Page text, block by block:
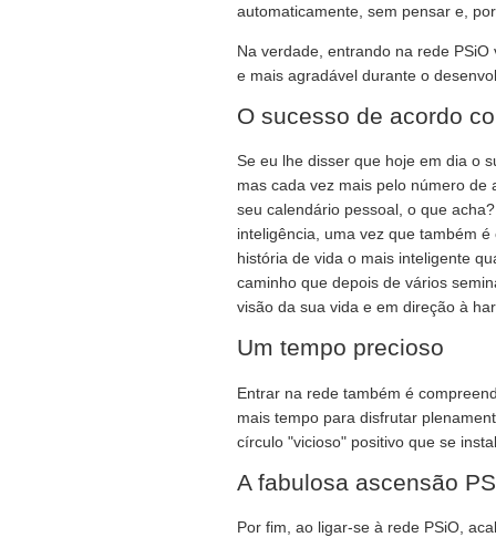
automaticamente, sem pensar e,
Na verdade, entrando na rede
e mais agradável durante o
O sucesso de acordo
Se eu lhe disser que hoje em dia o
mas cada vez mais pelo número
seu calendário pessoal, o que
inteligência, uma vez que também
história de vida o mais inteligente
caminho que depois de vários
visão da sua vida e em direção à
Um tempo precioso
Entrar na rede também é
mais tempo para disfrutar
círculo "vicioso" positivo que se
A fabulosa ascensão
Por fim, ao ligar-se à rede PSiO,